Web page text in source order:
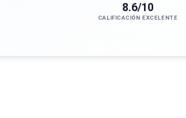
8.6/10
CALIFICACIÓN EXCELENTE